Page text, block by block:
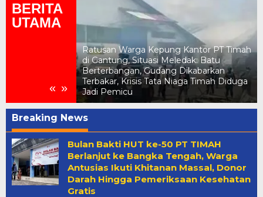
BERITA
UTAMA
« »
Ratusan Warga Kepung Kantor PT Timah
di Gantung, Situasi Meledak: Batu
Berterbangan, Gudang Dikabarkan
Terbakar, Krisis Tata Niaga Timah Diduga
Jadi Pemicu
Breaking News
mediaindonesiaonline.click
Bulan Bakti HUT ke-50 PT TIMAH
Berlanjut ke Bangka Tengah, Warga
Antusias Ikuti Khitanan Massal, Donor
Darah Hingga Pemeriksaan Kesehatan
Gratis